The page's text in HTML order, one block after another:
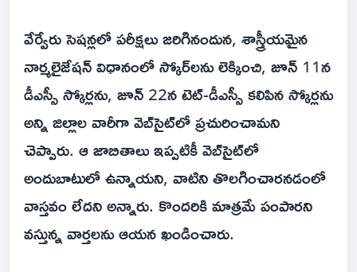
వేర్వేరు సెషన్లలో పరీక్షలు జరిగినందున, శాస్త్రీయమైన
నార్మలైజేషన్ విధానంలో స్కోర్‌లను లెక్కించి, జూన్ 11న
డీఎస్సీ స్కోర్లను, జూన్ 22న టెట్-డీఎస్సీ కలిపిన స్కోర్లను
అన్ని జిల్లాల వారీగా వెబ్‌సైట్‌లో ప్రచురించామని
చెప్పారు. ఆ జాబితాలు ఇప్పటికీ వెబ్‌సైట్‌లో
అందుబాటులో ఉన్నాయని, వాటిని తొలగించారనడంలో
వాస్తవం లేదని అన్నారు. కొందరికి మాత్రమే పంపారని
వస్తున్న వార్తలను ఆయన ఖండించారు.